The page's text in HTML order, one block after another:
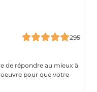
295
de répondre au mieux à